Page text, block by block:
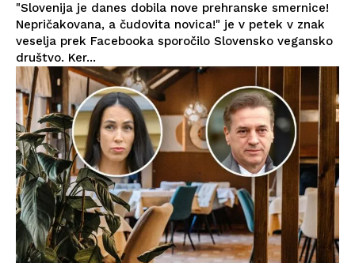
"Slovenija je danes dobila nove prehranske smernice!
Nepričakovana, a čudovita novica!" je v petek v znak
veselja prek Facebooka sporočilo Slovensko vegansko
društvo. Ker...